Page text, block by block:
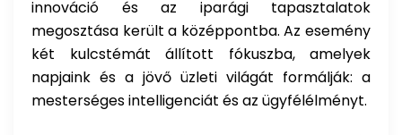
innováció és az iparági tapasztalatok
megosztása került a középpontba. Az esemény
két kulcstémát állított fókuszba, amelyek
napjaink és a jövő üzleti világát formálják: a
mesterséges intelligenciát és az ügyfélélményt.